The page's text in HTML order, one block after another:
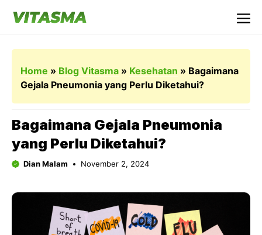
Home » Blog Vitasma » Kesehatan » Bagaimana
Gejala Pneumonia yang Perlu Diketahui?
Bagaimana Gejala Pneumonia
yang Perlu Diketahui?
Dian Malam November 2, 2024